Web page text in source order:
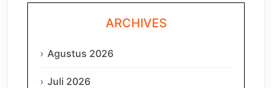
ARCHIVES
Agustus 2026
Juli 2026